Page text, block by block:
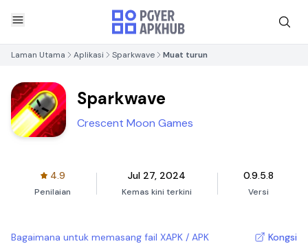
Laman Utama Aplikasi Sparkwave Muat turun
Sparkwave
Crescent Moon Games
4.9
Penilaian
Jul 27, 2024
Kemas kini terkini
0.9.5.8
Versi
Bagaimana untuk memasang fail XAPK / APK Kongsi